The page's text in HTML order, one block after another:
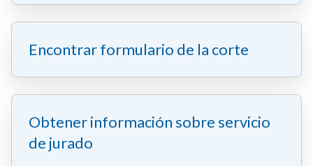
Encontrar formulario de la corte
Obtener información sobre servicio
de jurado